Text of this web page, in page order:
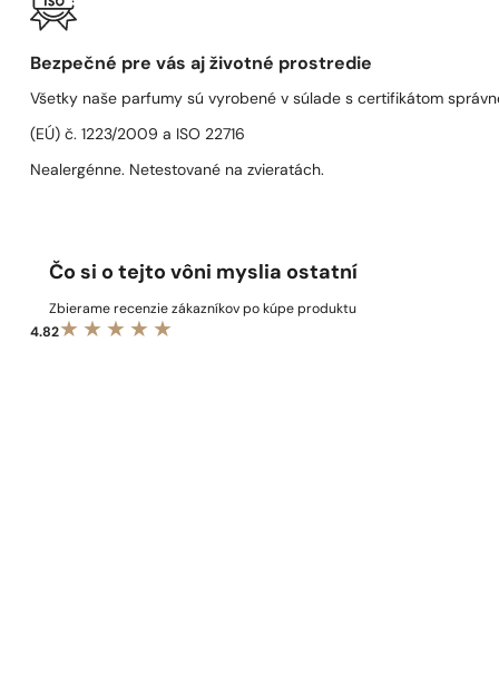
Bezpečné pre vás aj životné prostredie
Všetky naše parfumy sú vyrobené v súlade s certifikátom
(EÚ) č. 1223/2009 a ISO 22716
Nealergénne. Netestované na zvieratách.
Čo si o tejto vôni myslia ostatní
Zbierame recenzie zákazníkov po kúpe produktu
4.82